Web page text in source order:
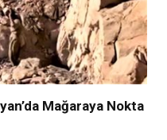
Mağaraya Nokta